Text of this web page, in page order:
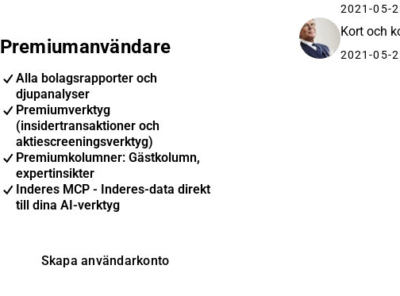
Premiumanvändare
Alla bolagsrapporter och
djupanalyser
Premiumverktyg
(insidertransaktioner och
aktiescreeningsverktyg)
Premiumkolumner: Gästkolumn,
expertinsikter
Inderes MCP - Inderes-data direkt
till dina AI-verktyg
Skapa användarkonto
2021-05-
Kort och